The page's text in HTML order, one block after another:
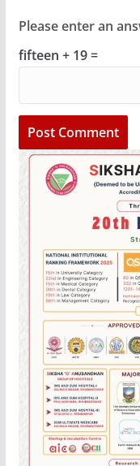
Please enter an
fifteen + 19 =